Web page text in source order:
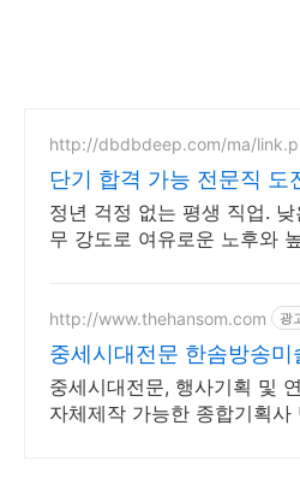
http://dbdbdeep.com/ma/
단기 합격 가능 전문직 도
정년 걱정 없는 평생 직업. 낮
무 강도로 여유로운 노후와
http://www.thehansom.com 광
중세시대전문 한솜방송미
터 당일 배송 및 수령가능!
중세시대전문, 행사기획 및
자체제작 가능한 종합기획사